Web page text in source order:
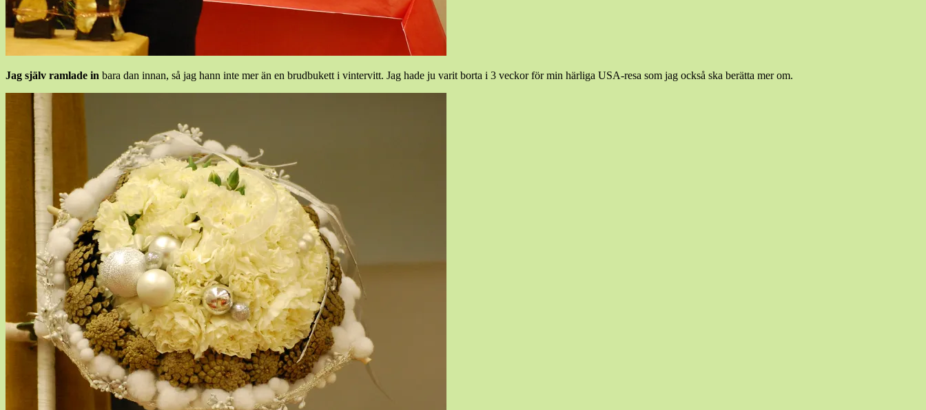
Jag själv ramlade in bara dan innan, så jag hann inte mer än en brudbukett i vintervitt. Jag hade ju varit borta i 3 veckor för min härliga USA-resa som jag också ska berätta mer om.